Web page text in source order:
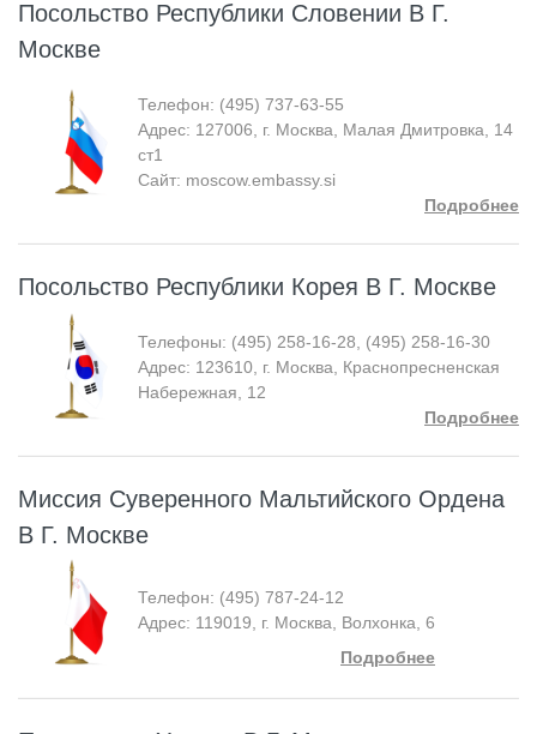
Посольство Республики Словении В Г.
Москве
Телефон: (495) 737-63-55
Адрес: 127006, г. Москва, Малая Дмитровка, 14
ст1
Сайт: moscow.embassy.si
Подробнее
Посольство Республики Корея В Г. Москве
Телефоны: (495) 258-16-28, (495) 258-16-30
Адрес: 123610, г. Москва, Краснопресненская
Набережная, 12
Подробнее
Миссия Суверенного Мальтийского Ордена
В Г. Москве
Телефон: (495) 787-24-12
Адрес: 119019, г. Москва, Волхонка, 6
Подробнее